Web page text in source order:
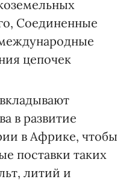
Соединенные
цепочек
в развитие
в Африке, чтобы
поставки таких
литий и